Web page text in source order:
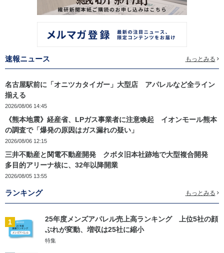
速報ニュース もっとみる
名古屋駅前に「オニツカタイガー」大型店 アパレルなど全ライン
揃える
2026/08/06 14:45
《熊本地震》経産省、LPガス事業者に注意喚起 イオンモール熊本
の調査で「爆発の原因はガス漏れの疑い」
2026/08/06 12:15
三井不動産と関電不動産開発 クボタ旧本社跡地で大型複合開発
多目的アリーナ核に、32年以降開業
2026/08/05 13:55
ランキング もっとみる
1
25年度メンズアパレル売上高ランキング 上位5社の顔
ぶれが変動、増収は25社に縮小
特集